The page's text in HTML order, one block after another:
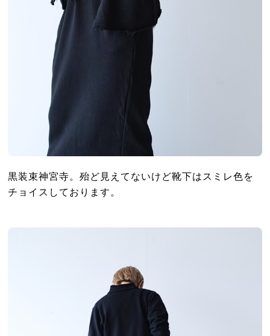
黒装束神宮寺。殆ど見えてないけど靴下はスミレ色を
チョイスしております。